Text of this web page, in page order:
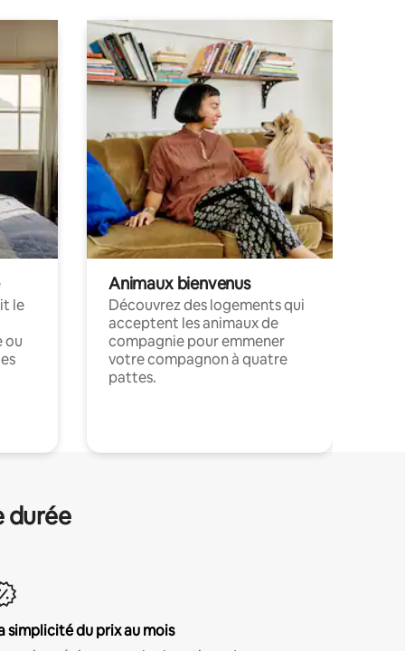
le
ou
Animaux bienvenus
Découvrez des logements qui
acceptent les animaux de
compagnie pour emmener
votre compagnon à quatre
pattes.
durée
simplicité du prix au mois